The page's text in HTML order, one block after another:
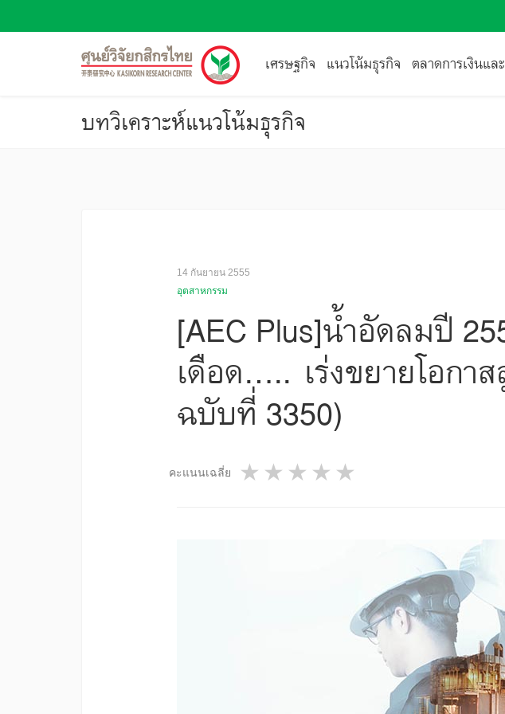
เศรษฐกิจ แนวโน้มธุรกิจ ตลาดการเงินแล
บทวิเคราะห์แนวโน้มธุรกิจ
14 กันยายน 2555
อุตสาหกรรม
[AEC Plus]น้ำอัดลมปี
เดือด..... เร่งขยายโอกา
ฉบับที่ 3350)
คะแนนเฉลี่ย 4 stars
3 stars
2 stars
1 star